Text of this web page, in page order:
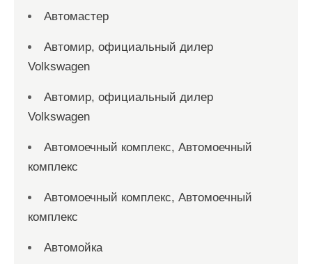
Автомастер
Автомир, официальный дилер
Volkswagen
Автомир, официальный дилер
Volkswagen
Автомоечный комплекс, Автомоечный
комплекс
Автомоечный комплекс, Автомоечный
комплекс
Автомойка